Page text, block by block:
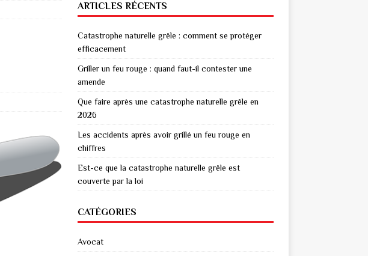
ARTICLES RÉCENTS
Catastrophe naturelle grêle : comment se protéger
efficacement
Griller un feu rouge : quand faut-il contester une
amende
Que faire après une catastrophe naturelle grêle en
2026
Les accidents après avoir grillé un feu rouge en
chiffres
Est-ce que la catastrophe naturelle grêle est
couverte par la loi
CATÉGORIES
Avocat